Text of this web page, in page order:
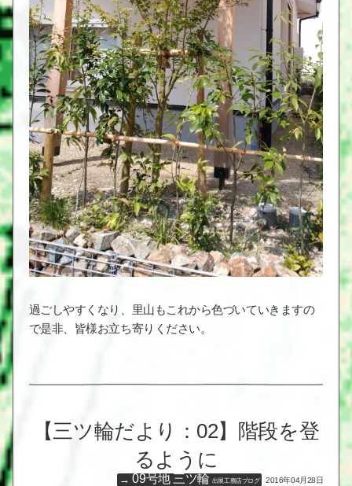
過ごしやすくなり、里山もこれから色づいていきますの
で是非、皆様お立ち寄りください。
【三ツ輪だより：02】階段を登
るように
09号地 三ツ輪 出展工務店ブログ 2016年04月28日